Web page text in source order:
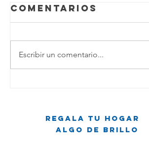
Sueños:
Crónicas de
Comentarios
Escribir un comentario...
Regala tu hogar
Algo de brillo